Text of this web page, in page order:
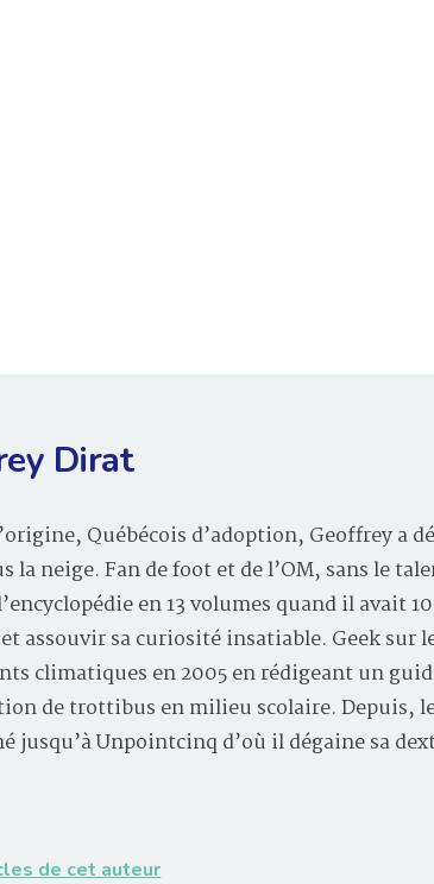
Dirat
Québécois d’adoption, Geoffrey a
la neige. Fan de foot et de l’OM, sans le
en 13 volumes quand il avait
assouvir sa curiosité insatiable. Geek sur
climatiques en 2005 en rédigeant un
de trottibus en milieu scolaire. Depuis,
jusqu’à Unpointcinq d’où il dégaine sa
de cet auteur